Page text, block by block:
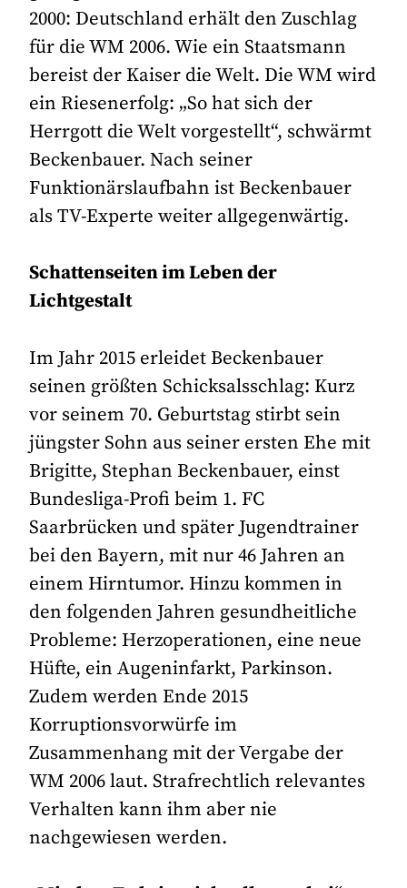
2000: Deutschland erhält den Zuschlag
für die WM 2006. Wie ein Staatsmann
bereist der Kaiser die Welt. Die WM wird
ein Riesenerfolg: „So hat sich der
Herrgott die Welt vorgestellt“, schwärmt
Beckenbauer. Nach seiner
Funktionärslaufbahn ist Beckenbauer
als TV-Experte weiter allgegenwärtig.
Schattenseiten im Leben der
Lichtgestalt
Im Jahr 2015 erleidet Beckenbauer
seinen größten Schicksalsschlag: Kurz
vor seinem 70. Geburtstag stirbt sein
jüngster Sohn aus seiner ersten Ehe mit
Brigitte, Stephan Beckenbauer, einst
Bundesliga-Profi beim 1. FC
Saarbrücken und später Jugendtrainer
bei den Bayern, mit nur 46 Jahren an
einem Hirntumor. Hinzu kommen in
den folgenden Jahren gesundheitliche
Probleme: Herzoperationen, eine neue
Hüfte, ein Augeninfarkt, Parkinson.
Zudem werden Ende 2015
Korruptionsvorwürfe im
Zusammenhang mit der Vergabe der
WM 2006 laut. Strafrechtlich relevantes
Verhalten kann ihm aber nie
nachgewiesen werden.